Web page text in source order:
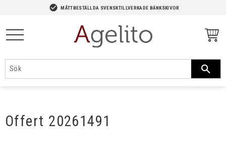
check_circle MÅTTBESTÄLLDA SVENSKTILLVERKADE BÄNKSKIVOR
Offert 20261491